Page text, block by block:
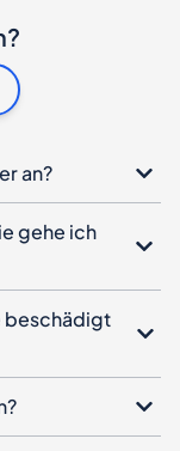
an?
gehe ich
beschädigt